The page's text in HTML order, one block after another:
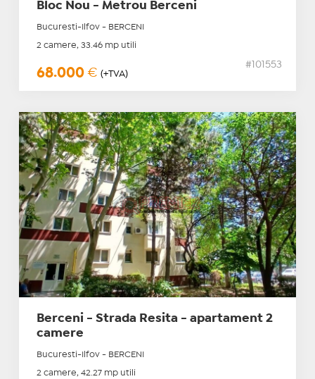
Bloc Nou - Metrou Berceni
Bucuresti-Ilfov - BERCENI
2 camere, 33.46 mp utili
68.000 € (+TVA)
#101553
Berceni - Strada Resita - apartament 2
camere
Bucuresti-Ilfov - BERCENI
2 camere, 42.27 mp utili